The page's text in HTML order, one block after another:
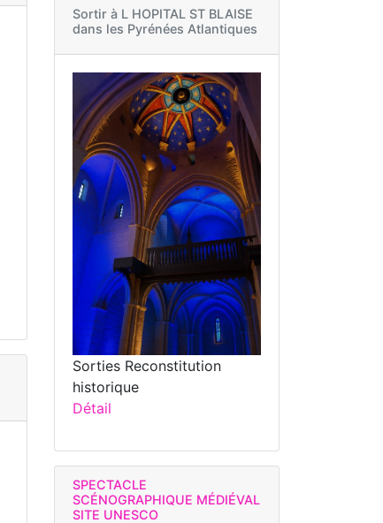
Sortir à L HOPITAL ST BLAISE
dans les Pyrénées Atlantiques
Sorties Reconstitution
historique
Détail
SPECTACLE
SCÉNOGRAPHIQUE MÉDIÉVAL
SITE UNESCO